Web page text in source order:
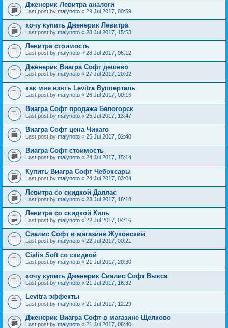
Дженерик Левитра аналоги
Last post by malynoto « 29 Jul 2017, 00:59
хочу купить Дженерик Левитра
Last post by malynoto « 28 Jul 2017, 15:53
Левитра стоимость
Last post by malynoto « 28 Jul 2017, 06:12
Дженерик Виагра Софт дешево
Last post by malynoto « 27 Jul 2017, 20:02
как мне взять Levitra Вупперталь
Last post by malynoto « 26 Jul 2017, 00:16
Виагра Софт продажа Белогорск
Last post by malynoto « 25 Jul 2017, 13:47
Виагра Софт цена Чикаго
Last post by malynoto « 25 Jul 2017, 02:40
Виагра Софт стоимость
Last post by malynoto « 24 Jul 2017, 15:14
Купить Виагра Софт Чебоксары
Last post by malynoto « 24 Jul 2017, 03:04
Левитра со скидкой Даллас
Last post by malynoto « 23 Jul 2017, 16:18
Левитра со скидкой Киль
Last post by malynoto « 22 Jul 2017, 04:16
Сиалис Софт в магазине Жуковский
Last post by malynoto « 22 Jul 2017, 00:21
Cialis Soft со скидкой
Last post by malynoto « 21 Jul 2017, 20:30
хочу купить Дженерик Сиалис Софт Выкса
Last post by malynoto « 21 Jul 2017, 16:32
Levitra эффекты
Last post by malynoto « 21 Jul 2017, 12:29
Дженерик Виагра Софт в магазине Щелково
Last post by malynoto « 21 Jul 2017, 06:40